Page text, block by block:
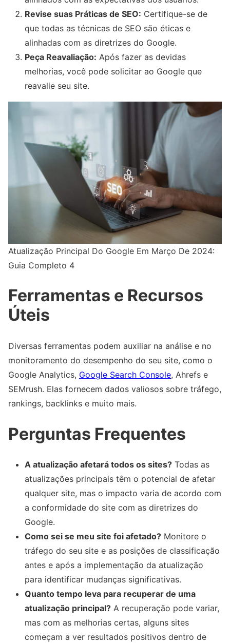
Revise suas Práticas de SEO: Certifique-se de
que todas as técnicas de SEO são éticas e
alinhadas com as diretrizes do Google.
Peça Reavaliação: Após fazer as devidas
melhorias, você pode solicitar ao Google que
reavalie seu site.
Atualização Principal Do Google Em Março De 2024:
Guia Completo 4
Ferramentas e Recursos
Úteis
Diversas ferramentas podem auxiliar na análise e no
monitoramento do desempenho do seu site, como o
Google Analytics, Google Search Console, Ahrefs e
SEMrush. Elas fornecem dados valiosos sobre tráfego,
rankings, backlinks e muito mais.
Perguntas Frequentes
A atualização afetará todos os sites? Todas as
atualizações principais têm o potencial de afetar
qualquer site, mas o impacto varia de acordo com
a conformidade do site com as diretrizes do
Google.
Como sei se meu site foi afetado? Monitore o
tráfego do seu site e as posições de classificação
antes e após a implementação da atualização
para identificar mudanças significativas.
Quanto tempo leva para recuperar de uma
atualização principal? A recuperação pode variar,
mas com as melhorias certas, alguns sites
começam a ver resultados positivos dentro de